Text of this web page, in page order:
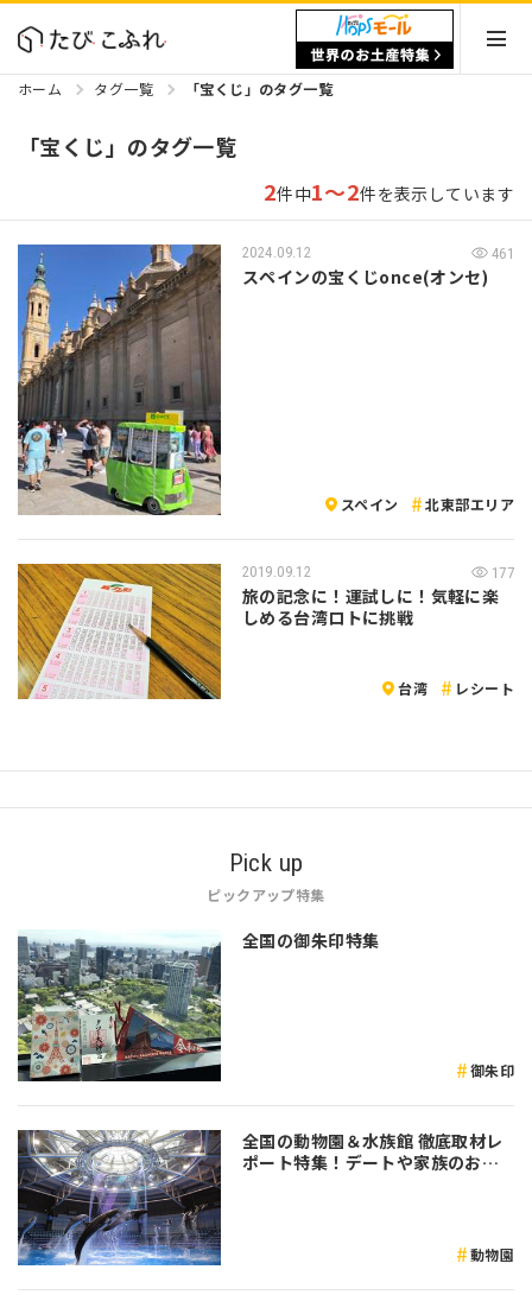
ホーム タグ一覧 「宝くじ」のタグ一覧
「宝くじ」のタグ一覧
2件中1～2件を表示しています
2024.09.12 461
スペインの宝くじonce(オンセ)
スペイン 北東部エリア
2019.09.12 177
旅の記念に！運試しに！気軽に楽
しめる台湾ロトに挑戦
台湾 レシート
Pick up
ピックアップ特集
全国の御朱印特集
御朱印
全国の動物園＆水族館 徹底取材レ
ポート特集！デートや家族のおで
動物園